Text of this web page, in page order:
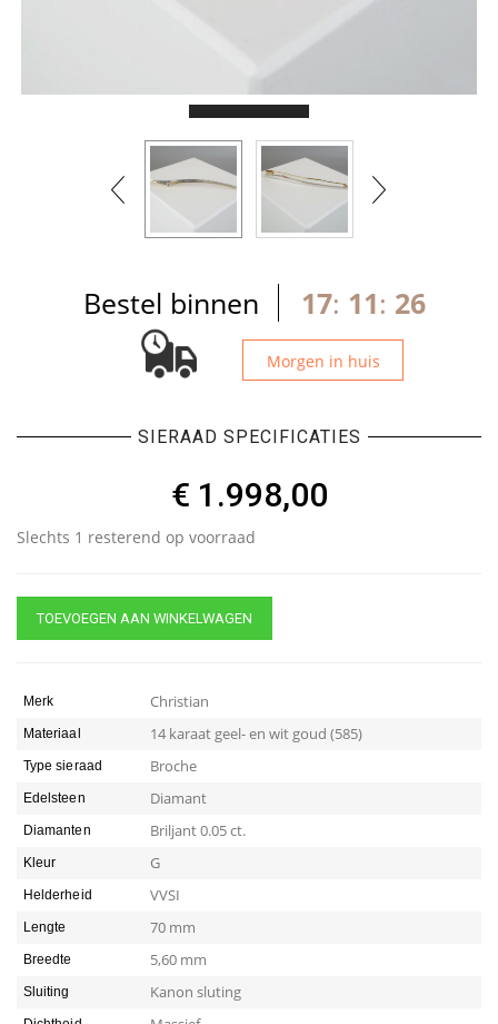
Bestel binnen 17: 11: 26
Morgen in huis
SIERAAD SPECIFICATIES
€ 1.998,00
Slechts 1 resterend op voorraad
TOEVOEGEN AAN WINKELWAGEN
Merk Christian
Materiaal 14 karaat geel- en wit goud (585)
Type sieraad Broche
Edelsteen Diamant
Diamanten Briljant 0.05 ct.
Kleur G
Helderheid VVSI
Lengte 70 mm
Breedte 5,60 mm
Sluiting Kanon sluting